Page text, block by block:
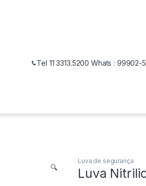
Tel 11 3313.5200 Whats : 99902-
🔍
Luva de segurança
Luva